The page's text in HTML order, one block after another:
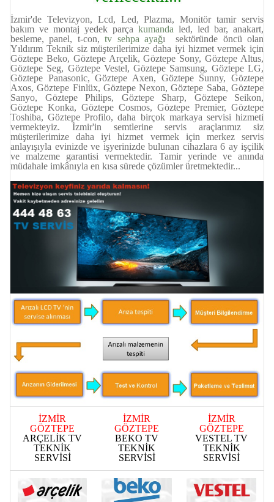
İzmir'de Televizyon, Lcd, Led, Plazma, Monitör tamir servis
bakım ve montaj yedek parça kumanda led, led bar, anakart,
besleme, panel, t-con,tv sehpa ayağı sektöründe öncü olan
Yıldırım Teknik siz müşterilerimize daha iyi hizmet vermek için
Göztepe Beko, Göztepe Arçelik, Göztepe Sony, Göztepe Altus,
Göztepe Seg, Göztepe Vestel, Göztepe Samsung, Göztepe LG,
Göztepe Panasonic, Göztepe Axen, Göztepe Sunny, Göztepe
Axos, Göztepe Finlüx, Göztepe Nexon, Göztepe Saba, Göztepe
Sanyo, Göztepe Philips, Göztepe Sharp, Göztepe Seikon,
Göztepe Konka, Göztepe Cosmos, Göztepe Premier, Göztepe
Toshiba, Göztepe Profilo, daha birçok markaya servisi hizmeti
vermekteyiz. İzmir'in semtlerine servis araçlarımız siz
müşterilerimize daha iyi hizmet vermek için merkez servis
anlayışıyla evinizde ve işyerinizde bulunan cihazlara 6 ay işçilik
ve malzeme garantisi vermektedir. Tamir yerinde ve anında
müdahale imkânıyla en kısa sürede çözümler üretmektedir...
İZMİR
GÖZTEPE
ARÇELİK TV
TEKNİK
SERVİSİ
İZMİR
GÖZTEPE
BEKO TV
TEKNİK
SERVİSİ
İZMİR
GÖZTEPE
VESTEL TV
TEKNİK
SERVİSİ